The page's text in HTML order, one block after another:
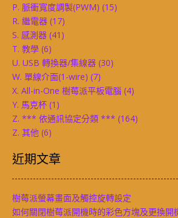
P. 脈衝寬度調製(PWM) (15)
R. 繼電器 (17)
S. 感測器 (41)
T. 教學 (6)
U. USB 轉換器/集線器 (30)
W. 單線介面(1-wire) (7)
X. All-in-One 樹莓派平板電腦 (4)
Y. 馬克杯 (1)
Z. *** 依通訊協定分類 *** (164)
Z. 其他 (6)
近期文章
樹莓派螢幕畫面及觸控旋轉設定
如何關閉樹莓派開機時的彩色方塊及更換開